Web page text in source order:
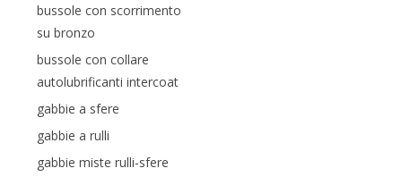
bussole con scorrimento
su bronzo
bussole con collare
autolubrificanti intercoat
gabbie a sfere
gabbie a rulli
gabbie miste rulli-sfere